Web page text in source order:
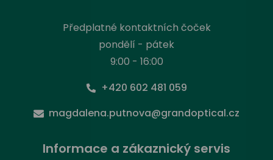
Předplatné kontaktních čoček
pondělí - pátek
9:00 - 16:00
+420 602 481 059
magdalena.putnova@grandoptical.cz
Informace a zákaznický servis